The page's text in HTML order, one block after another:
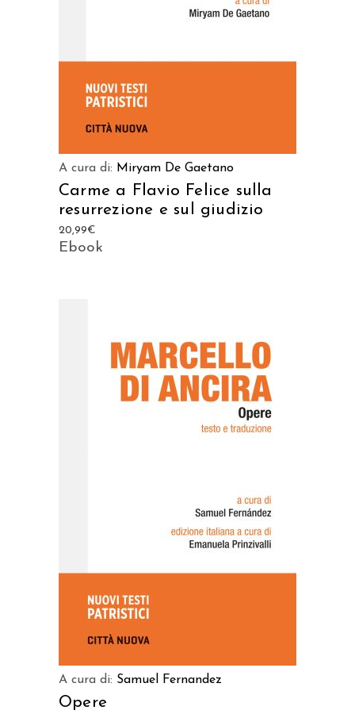
A cura di: Miryam De Gaetano
Carme a Flavio Felice sulla
resurrezione e sul giudizio
20,99€
Ebook
A cura di: Samuel Fernandez
Opere